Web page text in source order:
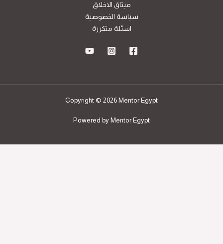
ميثاق الاخلاق
سياسة الخصوصية
اسئلة متكررة
Copyright © 2026 Mentor Egypt
Powered by Mentor Egypt